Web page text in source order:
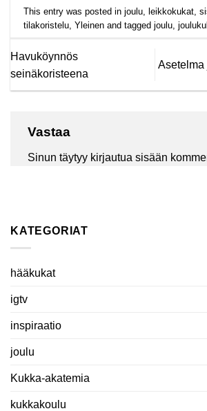
KATEGORIAT
hääkukat
igtv
inspiraatio
joulu
Kukka-akatemia
kukkakoulu
This entry was posted injoulu ,leikkokukat ,
tilakoristelu ,Yleinen and taggedjoulu ,
Havuköynnös
seinäkoristeena
Asetelma
Vastaa
Sinun täytyy kirjautua sisään